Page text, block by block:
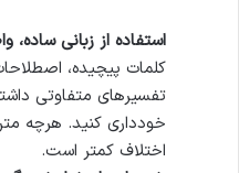
استفاده از زبانی ساده،
کلمات پیچیده،
تفسیرهای متفاوتی
خودداری کنید. هرچه
اختلاف کمتر است.